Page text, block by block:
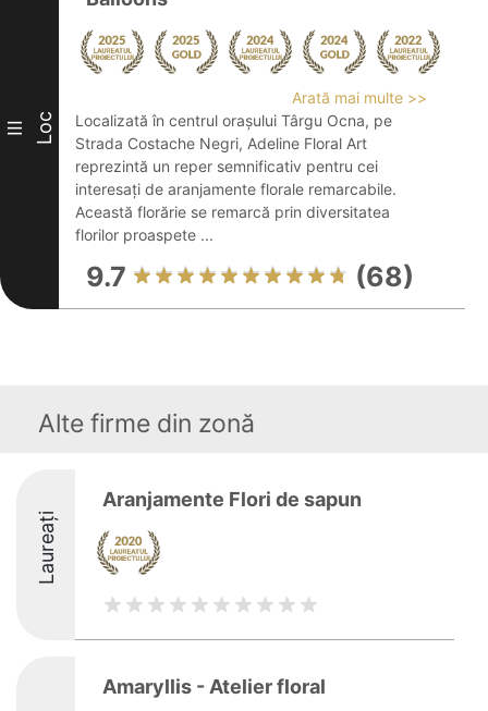
III Loc
Arată mai multe >>
Localizată în centrul orașului Târgu Ocna, pe
Strada Costache Negri, Adeline Floral Art
reprezintă un reper semnificativ pentru cei
interesați de aranjamente florale remarcabile.
Această florărie se remarcă prin diversitatea
florilor proaspete ...
9.7 (68)
Alte firme din zonă
Laureați
Aranjamente Flori de sapun
Amaryllis - Atelier floral